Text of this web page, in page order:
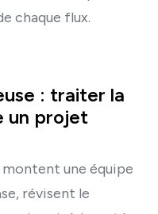
chaque flux.
: traiter la
un projet
une équipe
révisent le